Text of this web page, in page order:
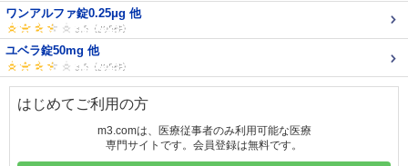
ワンアルファ錠0.25μg 他
ユベラ錠50mg 他
はじめてご利用の方
m3.comは、医療従事者のみ利用可能な医療
専門サイトです。会員登録は無料です。